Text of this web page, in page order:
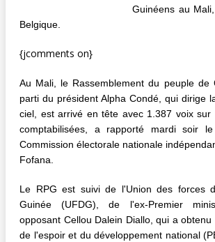
Guinéens au
Belgique.
{jcomments on}
Au Mali, le Rassemblement du peuple de
parti du président Alpha Condé, qui dirige
ciel, est arrivé en tête avec 1.387 voix sur
comptabilisées, a rapporté mardi soir
Commission électorale nationale
Fofana.
Le RPG est suivi de l'Union des forces
Guinée (UFDG), de l'ex-Premier
opposant Cellou Dalein Diallo, qui a
de l'espoir et du développement national